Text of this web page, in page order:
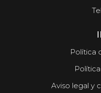
Política
Aviso legal y